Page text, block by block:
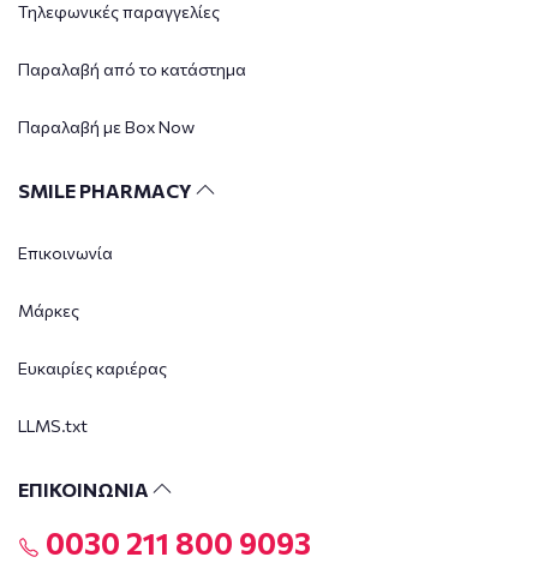
Τηλεφωνικές παραγγελίες
Παραλαβή από το κατάστημα
Παραλαβή με Box Now
SMILE PHARMACY
Επικοινωνία
Μάρκες
Ευκαιρίες καριέρας
LLMS.txt
ΕΠΙΚΟΙΝΩΝΙΑ
0030 211 800 9093